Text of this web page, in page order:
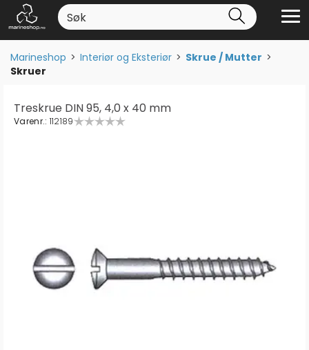
Marineshop>Interiør og Eksteriør>Skrue / Mutter>
Skruer
Treskrue DIN 95, 4,0 x 40 mm
Varenr.: 112189